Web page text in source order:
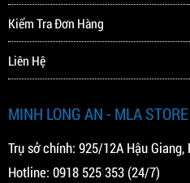
Kiểm Tra Đơn Hàng
Liên Hệ
MINH LONG AN - MLA
Trụ sở chính: 925/12A Hậu Giang,
Hotline: 0918 525 353 (24/7)